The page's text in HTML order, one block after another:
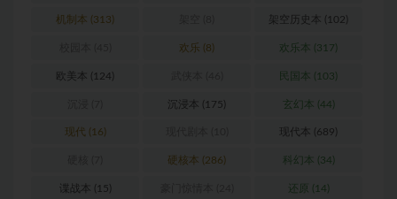
机制本 (313) 架空历史本 (102)
欢乐 (8) 欢乐本 (317)
欧美本 (124) 民国本 (103)
沉浸本 (175) 玄幻本 (44)
现代 (16) 现代本 (689)
硬核本 (286) 科幻本 (34)
谍战本 (15) 还原 (14)